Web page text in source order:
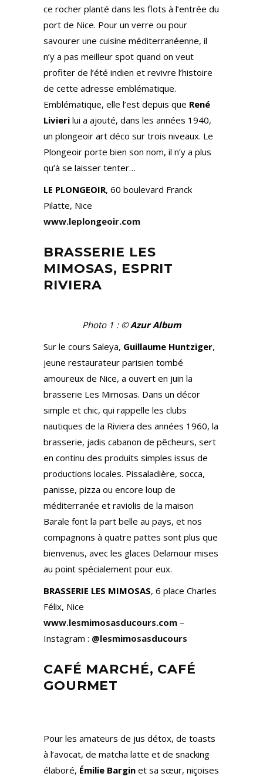
ce rocher planté dans les flots à l’entrée du
port de Nice. Pour un verre ou pour
savourer une cuisine méditerranéenne, il
n’y a pas meilleur spot quand on veut
profiter de l’été indien et revivre l’histoire
de cette adresse emblématique.
Emblématique, elle l’est depuis que René
Livieri lui a ajouté, dans les années 1940,
un plongeoir art déco sur trois niveaux. Le
Plongeoir porte bien son nom, il n’y a plus
qu’à se laisser tenter…
LE PLONGEOIR, 60 boulevard Franck
Pilatte, Nice
www.leplongeoir.com
BRASSERIE LES
MIMOSAS, ESPRIT
RIVIERA
Photo 1 : ©Azur Album
Sur le cours Saleya, Guillaume Huntziger,
jeune restaurateur parisien tombé
amoureux de Nice, a ouvert en juin la
brasserie Les Mimosas. Dans un décor
simple et chic, qui rappelle les clubs
nautiques de la Riviera des années 1960, la
brasserie, jadis cabanon de pêcheurs, sert
en continu des produits simples issus de
productions locales. Pissaladière, socca,
panisse, pizza ou encore loup de
méditerranée et raviolis de la maison
Barale font la part belle au pays, et nos
compagnons à quatre pattes sont plus que
bienvenus, avec les glaces Delamour mises
au point spécialement pour eux.
BRASSERIE LES MIMOSAS, 6 place Charles
Félix, Nice
www.lesmimosasducours.com –
Instagram : @lesmimosasducours
CAFÉ MARCHÉ, CAFÉ
GOURMET
Pour les amateurs de jus détox, de toasts
à l’avocat, de matcha latte et de snacking
élaboré, Émilie Bargin et sa sœur, niçoises